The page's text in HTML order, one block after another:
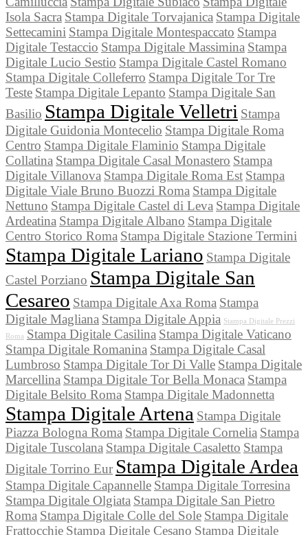
Isola Sacra Stampa Digitale Torvajanica Stampa Digitale
Settecamini Stampa Digitale Montespaccato Stampa
Digitale Testaccio Stampa Digitale Massimina Stampa
Digitale Lucio Sestio Stampa Digitale Castel Romano
Stampa Digitale Colleferro Stampa Digitale Tor Tre
Teste Stampa Digitale Lepanto Stampa Digitale San
Basilio Stampa Digitale Velletri Stampa
Digitale Guidonia Montecelio Stampa Digitale Roma
Centro Stampa Digitale Flaminio Stampa Digitale
Collatina Stampa Digitale Casal Monastero Stampa
Digitale Villanova Stampa Digitale Roma Est Stampa
Digitale Viale Bruno Buozzi Roma Stampa Digitale
Nettuno Stampa Digitale Castel di Leva Stampa Digitale
Ardeatina Stampa Digitale Albano Stampa Digitale
Centro Storico Roma Stampa Digitale Stazione Termini
Stampa Digitale Lariano Stampa Digitale
Castel Porziano Stampa Digitale San
Cesareo Stampa Digitale Axa Roma Stampa
Digitale Magliana Stampa Digitale Appia Stampa Digitale Prezzi
Roma Stampa Digitale Casilina Stampa Digitale Vaticano
Stampa Digitale Romanina Stampa Digitale Casal
Lumbroso Stampa Digitale Tor Di Valle Stampa Digitale
Marcellina Stampa Digitale Tor Bella Monaca Stampa
Digitale Belsito Roma Stampa Digitale Madonnetta
Stampa Digitale Artena Stampa Digitale
Piazza Bologna Roma Stampa Digitale Cornelia Stampa
Digitale Tuscolana Stampa Digitale Casaletto Stampa
Digitale Torrino Eur Stampa Digitale Ardea
Stampa Digitale Capannelle Stampa Digitale Torresina
Stampa Digitale Olgiata Stampa Digitale San Pietro
Roma Stampa Digitale Colle del Sole Stampa Digitale
Frattocchie Stampa Digitale Cesano Stampa Digitale